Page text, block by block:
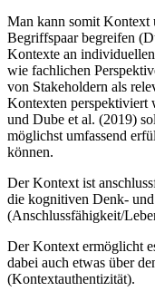
Man kann somit Kontext
Begriffspaar begreifen
Kontexte an
wie fachlichen
von Stakeholdern als
Kontexten perspektiviert
und Dube et al. (2019)
möglichst umfassend
können.
Der Kontext ist
die kognitiven Denk-
(Anschlussfähigkeit/
Der Kontext ermöglicht
dabei auch etwas über
(Kontextauthentizität).